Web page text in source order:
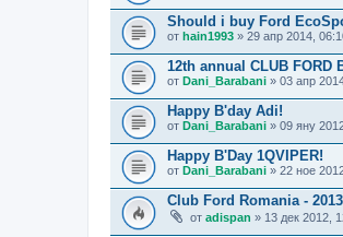
Should i buy Ford
от hain1993 » 29 апр 2014,
12th annual CLUB FORD
от Dani_Barabani » 03 апр
Happy B'day Adi!
от Dani_Barabani » 09 яну
Happy B'Day 1QVIPER!
от Dani_Barabani » 22 ное
Club Ford Romania -
от adispan » 13 дек 2012,